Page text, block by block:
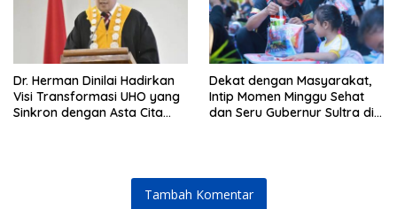
Dr. Herman Dinilai Hadirkan
Visi Transformasi UHO yang
Sinkron dengan Asta Cita
Dekat dengan Masyarakat,
Intip Momen Minggu Sehat
dan Seru Gubernur Sultra di
Tambah Komentar